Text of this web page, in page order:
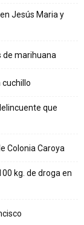
Jesús Maria y
de marihuana
cuchillo
que
Colonia Caroya
kg. de droga en